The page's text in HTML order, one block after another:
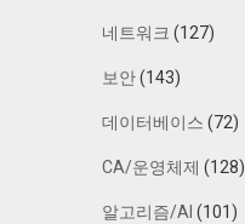
네트워크 (127)
보안(143)
데이터베이스 (72)
CA/운영체제 (128)
알고리즘/AI (101)